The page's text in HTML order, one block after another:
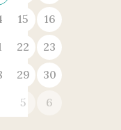
15
16
22
23
29
30
5 6